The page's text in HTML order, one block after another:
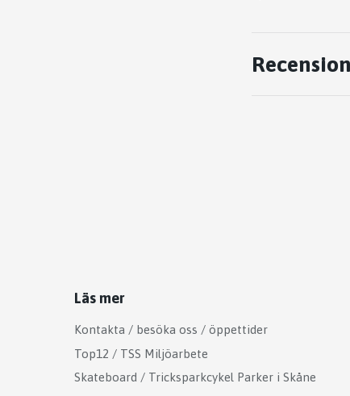
Läs mer
Kontakta / besöka oss / öppettider
Top12 / TSS Miljöarbete
Skateboard / Tricksparkcykel Parker i Skåne